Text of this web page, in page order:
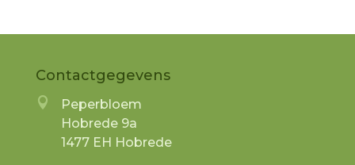
Contactgegevens

Peperbloem
Hobrede 9a
1477 EH Hobrede